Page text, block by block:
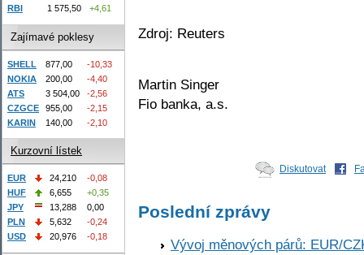
Zdroj: Reuters
Martin Singer
Fio banka, a.s.
Diskutovat
Poslední zprávy
Vývoj měnových párů: EUR/
RBI
1 575,50 +4,61
Zajímavé poklesy
SHELL 877,00
-10,33
NOKIA
200,00
-4,40
ATS
3 504,00
-2,56
CZGCE
955,00
-2,15
KARIN
140,00 -2,10
Kurzovní lístek
EUR 24,210
-0,08
HUF
6,655
+0,35
JPY
13,288
0,00
PLN
5,632
-0,24
USD
20,976 -0,18